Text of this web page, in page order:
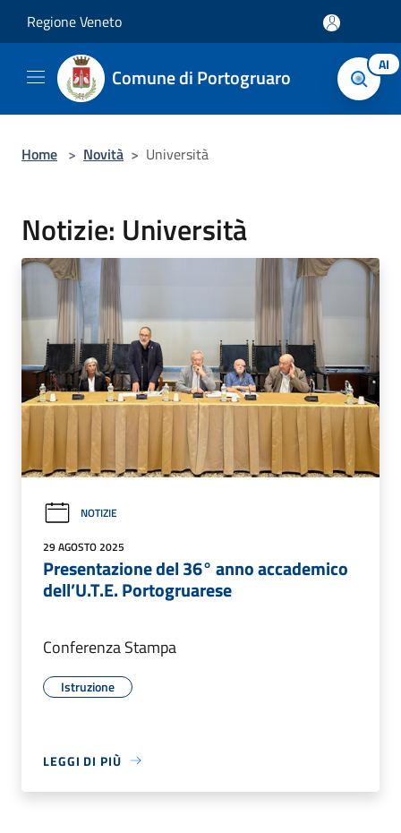
Regione Veneto
Comune di Portogruaro AI
Home > Novità > Università
Notizie: Università
NOTIZIE
29 AGOSTO 2025
Presentazione del 36° anno accademico
dell’U.T.E. Portogruarese
Conferenza Stampa
Istruzione
LEGGI DI PIÙ